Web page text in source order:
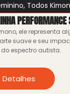
, Todos
PERFORMANCE
ele representa
suave e seu
espectro autista.
Detalhes